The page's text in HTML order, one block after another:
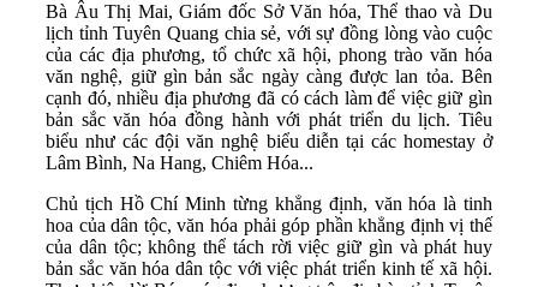
Bà Âu Thị Mai, Giám đốc Sở Văn hóa, Thể thao và Du
lịch tỉnh Tuyên Quang chia sẻ, với sự đồng lòng vào cuộc
của các địa phương, tổ chức xã hội, phong trào văn hóa
văn nghệ, giữ gìn bản sắc ngày càng được lan tỏa. Bên
cạnh đó, nhiều địa phương đã có cách làm để việc giữ gìn
bản sắc văn hóa đồng hành với phát triển du lịch. Tiêu
biểu như các đội văn nghệ biểu diễn tại các homestay ở
Lâm Bình, Na Hang, Chiêm Hóa...
Chủ tịch Hồ Chí Minh từng khẳng định, văn hóa là tinh
hoa của dân tộc, văn hóa phải góp phần khẳng định vị thế
của dân tộc; không thể tách rời việc giữ gìn và phát huy
bản sắc văn hóa dân tộc với việc phát triển kinh tế xã hội.